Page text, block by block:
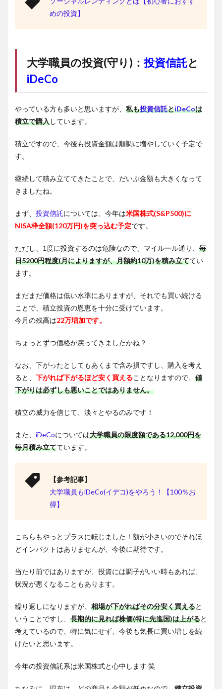
めの投資】
大学職員の投資(守り)：投資信託と
iDeCo
やっている方も多いと思いますが、 私も投資信託とiDeCoは
積立で購入しています。
積立ですので、今後も投資金額は順調に増やしていく予定で
す。
継続して積み立ててきたことで、だいぶ金額も大きくなって
きましたね。
まず、 投資信託については、今年は米国株式(S&P500)に
NISA枠全額(120万円)を突っ込む予定です。
ただし、1度に投資するのは危険なので、マイルール通り、 毎
日5200円程度(月によりますが、月額約10万)を積み立ててい
ます。
まだまだ価格は低い水準にありますが、それでも買い続ける
ことで、積立投資の恩恵を十分に受けています。
今月の残高は22万増加です。
ちょっとずつ価格が戻ってきましたかね？
なお、下がったとしてもあくまで含み損ですし、購入を考え
ると、 下がれば下がるほど安く買えることなりますので、 値
下がりは必ずしも悪いことではありません。
積立の威力を信じて、淡々とやるのみです！
また、 iDeCoについては大学職員の限度額である12,000円を
毎月積み立てています。
【参考記事】
大学職員もiDeCo(イデコ)をやろう！【100％お
得】
こちらもやっとプラスに転じました！額が小さいのでそれほ
どインパクトはありませんが、今後に期待です。
当たり前ではありますが、投資には調子がいい時もあれば、
状況が悪くなることもあります。
繰り返しになりますが、 相場が下がればその分安く買えると
いうことですし、 長期的に見れば株価(特に先進国)は上がると
考えているので、特に気にせず、今後も気長に買い増しを続
けたいと思います。
今年の投資信託系は米国株式と心中します 笑